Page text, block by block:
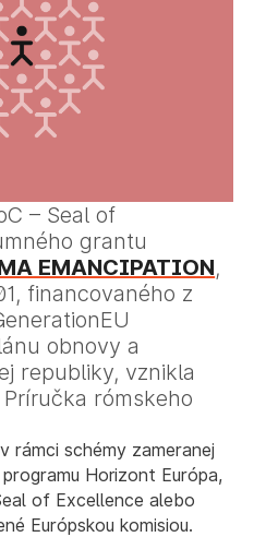
– Seal of
grantu
EMANCIPATION,
financovaného z
obnovy a
republiky, vznikla
rómskeho
rámci schémy zameranej
Horizont Európa,
of Excellence alebo
Európskou komisiou.